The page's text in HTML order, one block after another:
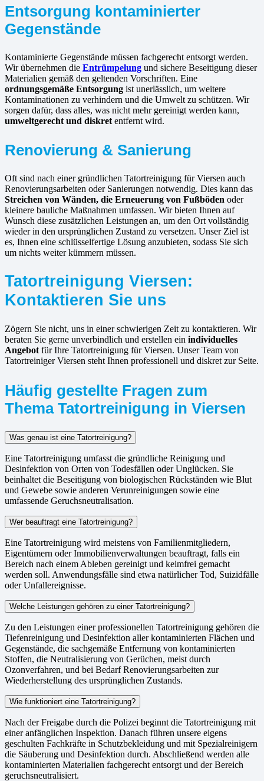
Entsorgung kontaminierter
Gegenstände
Kontaminierte Gegenstände müssen fachgerecht entsorgt werden.
Wir übernehmen die Entrümpelung und sichere Beseitigung dieser
Materialien gemäß den geltenden Vorschriften. Eine
ordnungsgemäße Entsorgung ist unerlässlich, um weitere
Kontaminationen zu verhindern und die Umwelt zu schützen. Wir
sorgen dafür, dass alles, was nicht mehr gereinigt werden kann,
umweltgerecht und diskret entfernt wird.
Renovierung & Sanierung
Oft sind nach einer gründlichen Tatortreinigung für Viersen auch
Renovierungsarbeiten oder Sanierungen notwendig. Dies kann das
Streichen von Wänden, die Erneuerung von Fußböden oder
kleinere bauliche Maßnahmen umfassen. Wir bieten Ihnen auf
Wunsch diese zusätzlichen Leistungen an, um den Ort vollständig
wieder in den ursprünglichen Zustand zu versetzen. Unser Ziel ist
es, Ihnen eine schlüsselfertige Lösung anzubieten, sodass Sie sich
um nichts weiter kümmern müssen.
Tatortreinigung Viersen:
Kontaktieren Sie uns
Zögern Sie nicht, uns in einer schwierigen Zeit zu kontaktieren. Wir
beraten Sie gerne unverbindlich und erstellen ein individuelles
Angebot für Ihre Tatortreinigung für Viersen. Unser Team von
Tatortreiniger Viersen steht Ihnen professionell und diskret zur Seite.
Häufig gestellte Fragen zum
Thema Tatortreinigung in Viersen
Was genau ist eine Tatortreinigung?
Eine Tatortreinigung umfasst die gründliche Reinigung und
Desinfektion von Orten von Todesfällen oder Unglücken. Sie
beinhaltet die Beseitigung von biologischen Rückständen wie Blut
und Gewebe sowie anderen Verunreinigungen sowie eine
umfassende Geruchsneutralisation.
Wer beauftragt eine Tatortreinigung?
Eine Tatortreinigung wird meistens von Familienmitgliedern,
Eigentümern oder Immobilienverwaltungen beauftragt, falls ein
Bereich nach einem Ableben gereinigt und keimfrei gemacht
werden soll. Anwendungsfälle sind etwa natürlicher Tod, Suizidfälle
oder Unfallereignisse.
Welche Leistungen gehören zu einer Tatortreinigung?
Zu den Leistungen einer professionellen Tatortreinigung gehören die
Tiefenreinigung und Desinfektion aller kontaminierten Flächen und
Gegenstände, die sachgemäße Entfernung von kontaminierten
Stoffen, die Neutralisierung von Gerüchen, meist durch
Ozonverfahren, und bei Bedarf Renovierungsarbeiten zur
Wiederherstellung des ursprünglichen Zustands.
Wie funktioniert eine Tatortreinigung?
Nach der Freigabe durch die Polizei beginnt die Tatortreinigung mit
einer anfänglichen Inspektion. Danach führen unsere eigens
geschulten Fachkräfte in Schutzbekleidung und mit Spezialreinigern
die Säuberung und Desinfektion durch. Abschließend werden alle
kontaminierten Materialien fachgerecht entsorgt und der Bereich
geruchsneutralisiert.